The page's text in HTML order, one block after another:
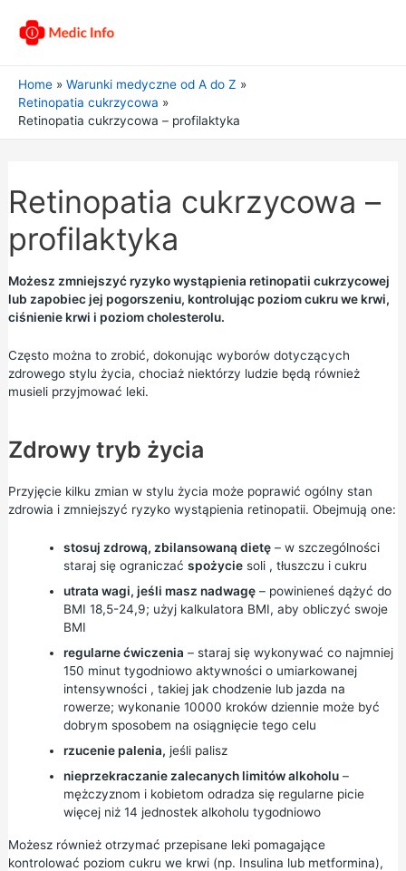
Home
Warunki medyczne od A do Z
Retinopatia cukrzycowa
Retinopatia cukrzycowa – profilaktyka
Retinopatia cukrzycowa –
profilaktyka
Możesz zmniejszyć ryzyko wystąpienia retinopatii cukrzycowej
lub zapobiec jej pogorszeniu, kontrolując poziom cukru we krwi,
ciśnienie krwi i poziom cholesterolu.
Często można to zrobić, dokonując wyborów dotyczących
zdrowego stylu życia, chociaż niektórzy ludzie będą również
musieli przyjmować leki.
Zdrowy tryb życia
Przyjęcie kilku zmian w stylu życia może poprawić ogólny stan
zdrowia i zmniejszyć ryzyko wystąpienia retinopatii. Obejmują one:
stosuj zdrową, zbilansowaną dietę– w szczególności
staraj się ograniczać spożycie soli, tłuszczu i cukru
utrata wagi, jeśli masz nadwagę– powinieneś dążyć do
BMI 18,5-24,9; użyj kalkulatora BMI, aby obliczyć swoje
BMI
regularne ćwiczenia – staraj się wykonywać co najmniej
150 minut tygodniowo aktywnościo umiarkowanej
intensywności, takiej jak chodzenie lub jazda na
rowerze; wykonanie 10000 kroków dzienniemoże być
dobrym sposobem na osiągnięcie tego celu
rzucenie palenia, jeśli palisz
nieprzekraczanie zalecanych limitów alkoholu–
mężczyznom i kobietom odradza się regularne picie
więcej niż 14 jednostek alkoholu tygodniowo
Możesz również otrzymać przepisane leki pomagające
kontrolować poziom cukru we krwi (np. Insulina lub metformina),